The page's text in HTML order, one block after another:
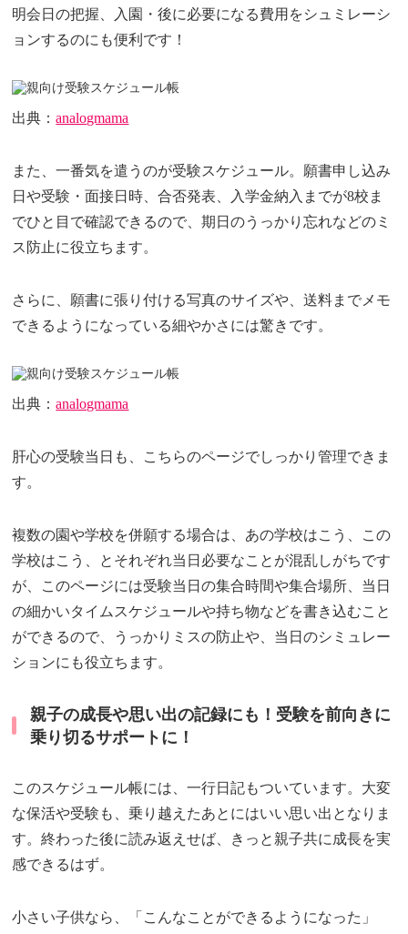
明会日の把握、入園・後に必要になる費用をシュミレーシ
ョンするのにも便利です！
出典：analogmama
また、一番気を遣うのが受験スケジュール。願書申し込み
日や受験・面接日時、合否発表、入学金納入までが8校ま
でひと目で確認できるので、期日のうっかり忘れなどのミ
ス防止に役立ちます。
さらに、願書に張り付ける写真のサイズや、送料までメモ
できるようになっている細やかさには驚きです。
出典：analogmama
肝心の受験当日も、こちらのページでしっかり管理できま
す。
複数の園や学校を併願する場合は、あの学校はこう、この
学校はこう、とそれぞれ当日必要なことが混乱しがちです
が、このページには受験当日の集合時間や集合場所、当日
の細かいタイムスケジュールや持ち物などを書き込むこと
ができるので、うっかりミスの防止や、当日のシミュレー
ションにも役立ちます。
親子の成長や思い出の記録にも！受験を前向きに
乗り切るサポートに！
このスケジュール帳には、一行日記もついています。大変
な保活や受験も、乗り越えたあとにはいい思い出となりま
す。終わった後に読み返えせば、きっと親子共に成長を実
感できるはず。
小さい子供なら、「こんなことができるようになった」